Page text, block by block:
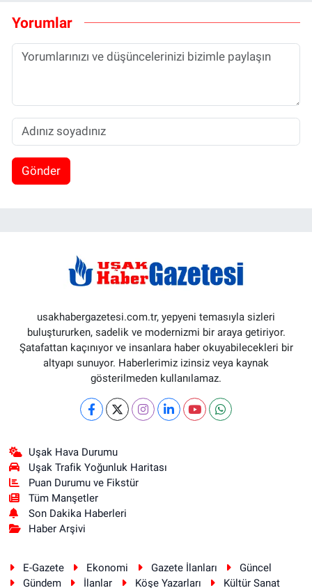
Yorumlar
Gönder
usakhabergazetesi.com.tr, yepyeni temasıyla sizleri
buluştururken, sadelik ve modernizmi bir araya getiriyor.
Şatafattan kaçınıyor ve insanlara haber okuyabilecekleri bir
altyapı sunuyor. Haberlerimiz izinsiz veya kaynak
gösterilmeden kullanılamaz.
Uşak Hava Durumu
Uşak Trafik Yoğunluk Haritası
Puan Durumu ve Fikstür
Tüm Manşetler
Son Dakika Haberleri
Haber Arşivi
E-Gazete Ekonomi Gazete İlanları
Güncel
Gündem
İlanlar Köşe Yazarları Kültür Sanat